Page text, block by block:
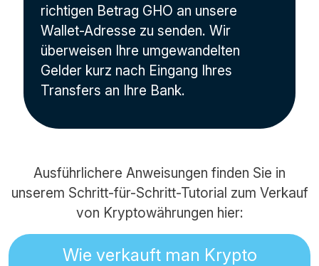
richtigen Betrag GHO an unsere
Wallet-Adresse zu senden. Wir
überweisen Ihre umgewandelten
Gelder kurz nach Eingang Ihres
Transfers an Ihre Bank.
Ausführlichere Anweisungen finden Sie in
unserem Schritt-für-Schritt-Tutorial zum Verkauf
von Kryptowährungen hier:
Wie verkauft man Krypto